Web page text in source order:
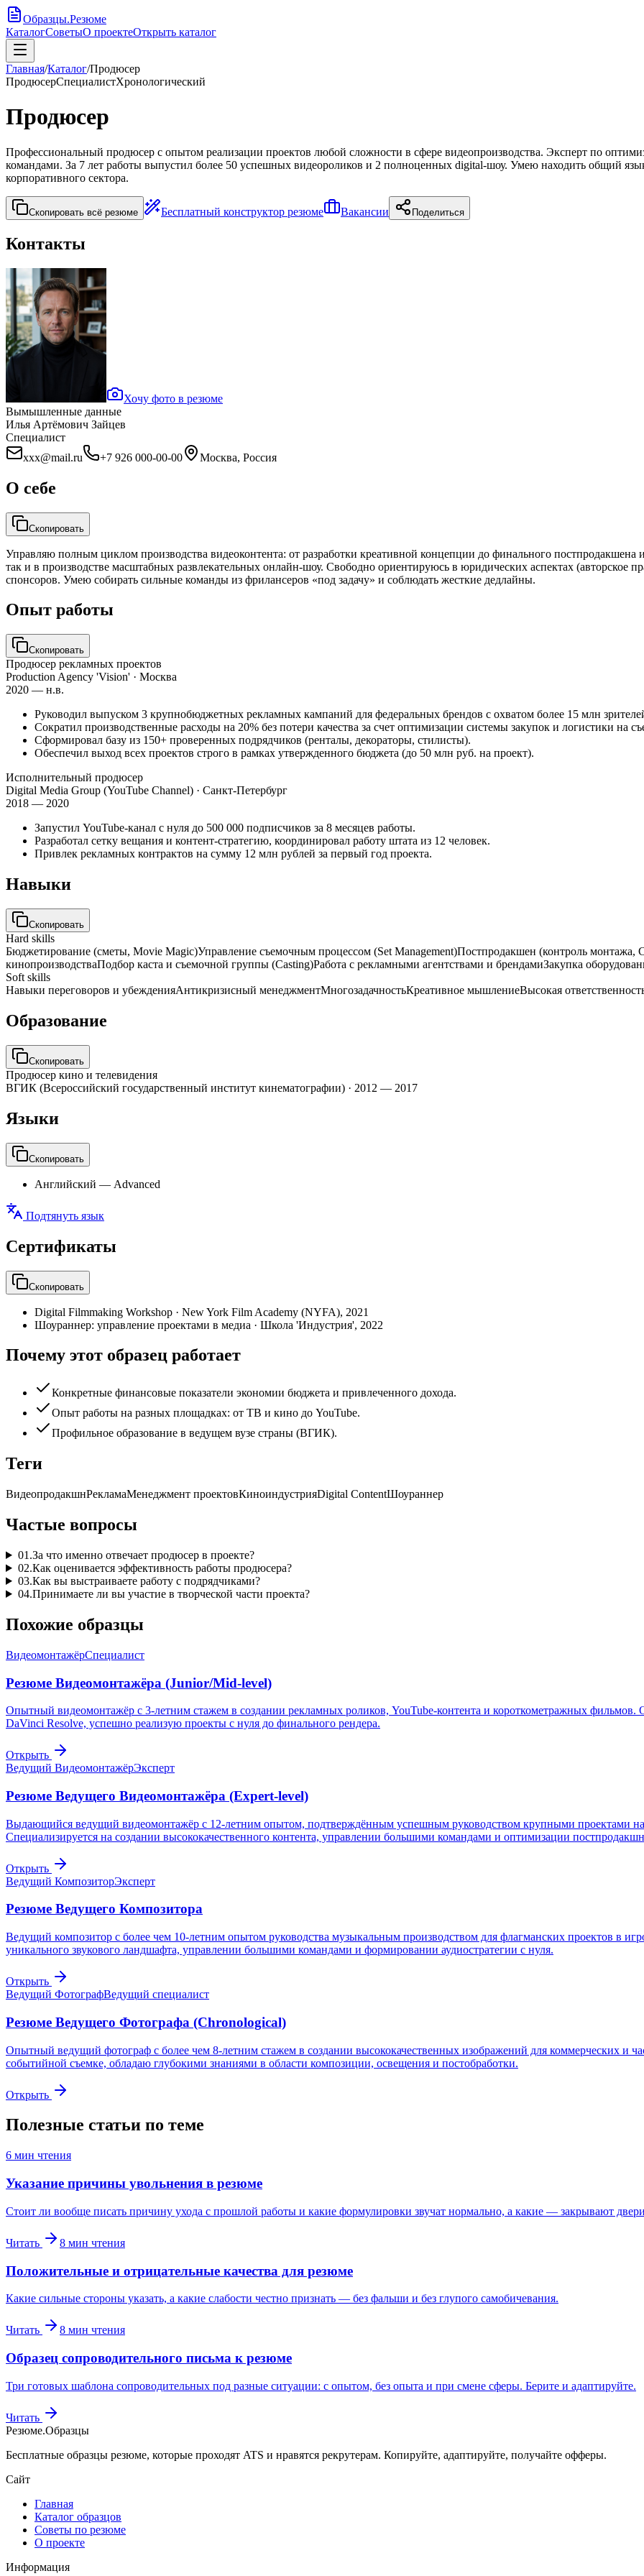
Образцы.Резюме
КаталогСоветыО проектеОткрыть каталог
Главная/Каталог/Продюсер
ПродюсерСпециалистХронологический
Продюсер
Профессиональный продюсер с опытом реализации проектов любой сложности в сфере видеопроизводства. Эксперт по
командами. За 7 лет работы выпустил более 50 успешных видеороликов и 2 полноценных digital-шоу. Умею находить общий
корпоративного сектора.
Скопировать всё резюме Бесплатный конструктор резюме Вакансии Поделиться
Контакты
Хочу фото в резюме
Вымышленные данные
Илья Артёмович Зайцев
Специалист
xxx@mail.ru
+7 926 000-00-00 Москва, Россия
О себе
Скопировать
Управляю полным циклом производства видеоконтента: от разработки креативной концепции до финального
так и в производстве масштабных развлекательных онлайн-шоу. Свободно ориентируюсь в юридических аспектах (авторское
спонсоров. Умею собирать сильные команды из фрилансеров «под задачу» и соблюдать жесткие дедлайны.
Опыт работы
Скопировать
Продюсер рекламных проектов
Production Agency 'Vision' · Москва
2020 — н.в.
Руководил выпуском 3 крупнобюджетных рекламных кампаний для федеральных брендов с охватом более 15 млн
Сократил производственные расходы на 20% без потери качества за счет оптимизации системы закупок и логистики на
Сформировал базу из 150+ проверенных подрядчиков (ренталы, декораторы, стилисты).
Обеспечил выход всех проектов строго в рамках утвержденного бюджета (до 50 млн руб. на проект).
Исполнительный продюсер
Digital Media Group (YouTube Channel) · Санкт-Петербург
2018 — 2020
Запустил YouTube-канал с нуля до 500 000 подписчиков за 8 месяцев работы.
Разработал сетку вещания и контент-стратегию, координировал работу штата из 12 человек.
Привлек рекламных контрактов на сумму 12 млн рублей за первый год проекта.
Навыки
Скопировать
Hard skills
Бюджетирование (сметы, Movie Magic)Управление съемочным процессом (Set Management)Постпродакшен (контроль монтажа,
кинопроизводстваПодбор каста и съемочной группы (Casting)Работа с рекламными агентствами и брендамиЗакупка
Soft skills
Навыки переговоров и убежденияАнтикризисный менеджментМногозадачностьКреативное мышлениеВысокая
Образование
Скопировать
Продюсер кино и телевидения
ВГИК (Всероссийский государственный институт кинематографии) · 2012 — 2017
Языки
Скопировать
Английский — Advanced
Подтянуть язык
Сертификаты
Скопировать
Digital Filmmaking Workshop · New York Film Academy (NYFA), 2021
Шоураннер: управление проектами в медиа · Школа 'Индустрия', 2022
Почему этот образец работает
Конкретные финансовые показатели экономии бюджета и привлеченного дохода.
Опыт работы на разных площадках: от ТВ и кино до YouTube.
Профильное образование в ведущем вузе страны (ВГИК).
Теги
ВидеопродакшнРекламаМенеджмент проектовКиноиндустрияDigital ContentШоураннер
Частые вопросы
01 .За что именно отвечает продюсер в проекте?
02.Как оценивается эффективность работы продюсера?
03.Как вы выстраиваете работу с подрядчиками?
04.Принимаете ли вы участие в творческой части проекта?
Похожие образцы
ВидеомонтажёрСпециалист
Резюме Видеомонтажёра (Junior/Mid-level)
Опытный видеомонтажёр с 3-летним стажем в создании рекламных роликов, YouTube-контента и короткометражных
DaVinci Resolve, успешно реализую проекты с нуля до финального рендера.
Открыть
Ведущий ВидеомонтажёрЭксперт
Резюме Ведущего Видеомонтажёра (Expert-level)
Выдающийся ведущий видеомонтажёр с 12-летним опытом, подтверждённым успешным руководством крупными проектами на
Специализируется на создании высококачественного контента, управлении большими командами и оптимизации
Открыть
Ведущий КомпозиторЭксперт
Резюме Ведущего Композитора
Ведущий композитор с более чем 10-летним опытом руководства музыкальным производством для флагманских проектов в
уникального звукового ландшафта, управлении большими командами и формировании аудиостратегии с нуля.
Открыть
Ведущий ФотографВедущий специалист
Резюме Ведущего Фотографа (Chronological)
Опытный ведущий фотограф с более чем 8-летним стажем в создании высококачественных изображений для коммерческих и
событийной съемке, обладаю глубокими знаниями в области композиции, освещения и постобработки.
Открыть
Полезные статьи по теме
6 мин чтения
Указание причины увольнения в резюме
Стоит ли вообще писать причину ухода с прошлой работы и какие формулировки звучат нормально, а какие — закрывают
Читать 8 мин чтения
Положительные и отрицательные качества для резюме
Какие сильные стороны указать, а какие слабости честно признать — без фальши и без глупого самобичевания.
Читать 8 мин чтения
Образец сопроводительного письма к резюме
Три готовых шаблона сопроводительных под разные ситуации: с опытом, без опыта и при смене сферы. Берите и адаптируйте.
Читать
Резюме.Образцы
Бесплатные образцы резюме, которые проходят ATS и нравятся рекрутерам. Копируйте, адаптируйте, получайте офферы.
Сайт
Главная
Каталог образцов
Советы по резюме
О проекте
Информация